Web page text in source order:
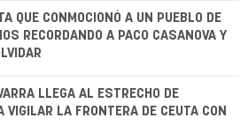
QUE CONMOCIONÓ A UN PUEBLO DE
RECORDANDO A PACO CASANOVA Y
LLEGA AL ESTRECHO DE
VIGILAR LA FRONTERA DE CEUTA CON